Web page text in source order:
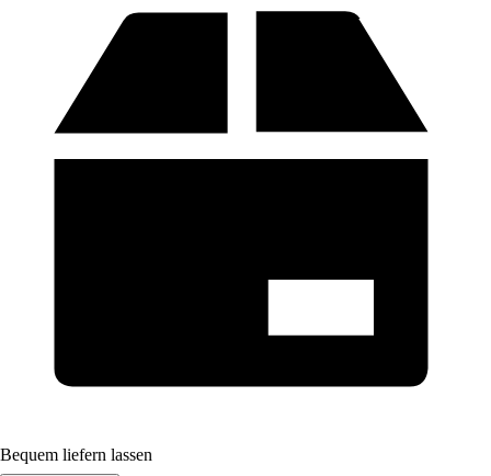
Bequem liefern lassen